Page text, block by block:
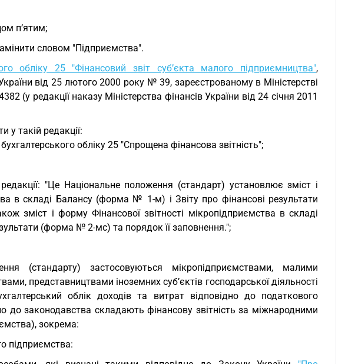
п’ятим;
словом "Підприємства".
обліку 25 "Фінансовий звіт суб’єкта малого підприємництва",
від 25 лютого 2000 року № 39, зареєстрованому в Міністерстві
(у редакції наказу Міністерства фінансів України від 24 січня 2011
у такій редакції:
обліку 25 "Спрощена фінансова звітність";
"Це Національне положення (стандарт) установлює зміст і
в складі Балансу (форма № 1-м) і Звіту про фінансові результати
зміст і форму Фінансової звітності мікропідприємства в складі
(форма № 2-мс) та порядок її заповнення.";
(стандарту) застосовуються мікропідприємствами, малими
представництвами іноземних суб’єктів господарської діяльності
облік доходів та витрат відповідно до податкового
до законодавства складають фінансову звітність за міжнародними
зокрема:
підприємства: